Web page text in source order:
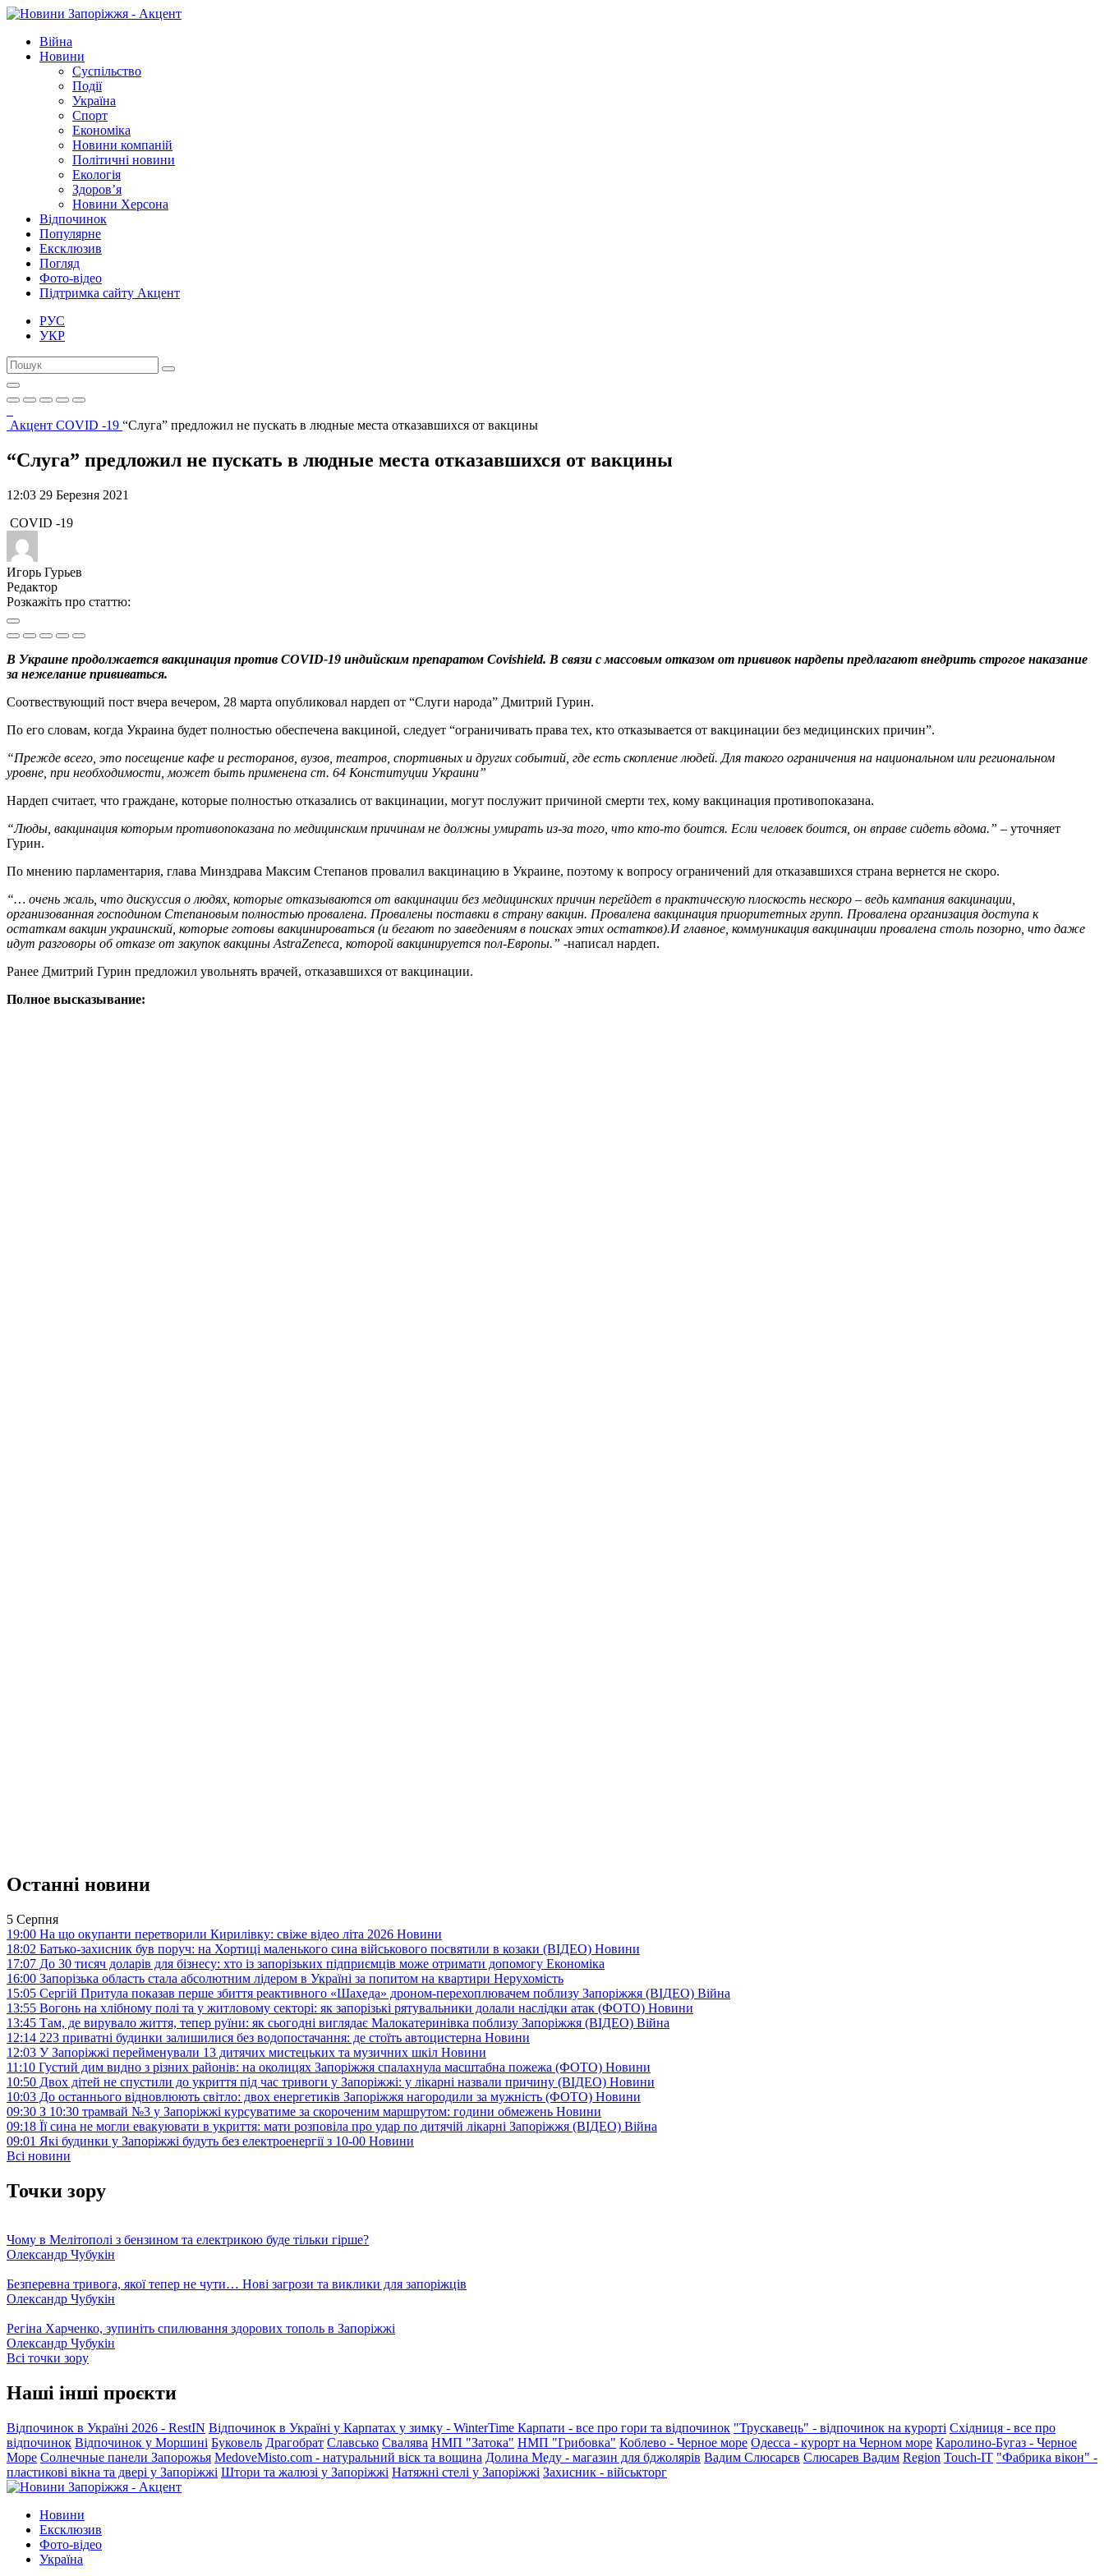
Війна
Новини
Суспільство
Події
Україна
Спорт
Економіка
Новини компаній
Політичні новини
Екологія
Здоров’я
Новини Херсона
Відпочинок
Популярне
Ексклюзив
Погляд
Фото-відео
Підтримка сайту Акцент
РУС
УКР
Акцент COVID -19 “Слуга” предложил не пускать в людные места отказавшихся от вакцины
“Слуга” предложил не пускать в людные места отказавшихся от вакцины
12:03 29 Березня 2021
COVID -19
Игорь Гурьев
Редактор
Розкажіть про статтю:
В Украине продолжается вакцинация против COVID-19 индийским препаратом Covishield. В связи с массовым отказом от прививок нардепы предлагают внедрить строгое наказание
за нежелание прививаться.
Соотвествующий пост вчера вечером, 28 марта опубликовал нардеп от “Слуги народа” Дмитрий Гурин.
По его словам, когда Украина будет полностью обеспечена вакциной, следует “ограничивать права тех, кто отказывается от вакцинации без медицинских причин”.
“Прежде всего, это посещение кафе и ресторанов, вузов, театров, спортивных и других событий, где есть скопление людей. Для такого ограничения на национальном или региональном
уровне, при необходимости, может быть применена ст. 64 Конституции Украини”
Нардеп считает, что граждане, которые полностью отказались от вакцинации, могут послужит причиной смерти тех, кому вакцинация противопоказана.
“Люды, вакцинация которым противопоказана по медицинским причинам не должны умирать из-за того, что кто-то боится. Если человек боится, он вправе сидеть вдома.” – уточняет
Гурин.
По мнению парламентария, глава Минздрава Максим Степанов провалил вакцинацию в Украине, поэтому к вопросу ограничений для отказавшихся страна вернется не скоро.
“… очень жаль, что дискуссия о людях, которые отказываются от вакцинации без медицинских причин перейдет в практическую плоскость нескоро – ведь кампания вакцинации,
организованная господином Степановым полностью провалена. Провалены поставки в страну вакцин. Провалена вакцинация приоритетных групп. Провалена организация доступа к
остаткам вакцин украинский, которые готовы вакцинироваться (и бегают по заведениям в поисках этих остатков).И главное, коммуникация вакцинации провалена столь позорно, что даже
идут разговоры об отказе от закупок вакцины AstraZeneca, которой вакцинируется пол-Европы.” -написал нардеп.
Ранее Дмитрий Гурин предложил увольнять врачей, отказавшихся от вакцинации.
Полное высказывание:
Останні новини
5 Серпня
19:00 На що окупанти перетворили Кирилівку: свіже відео літа 2026 Новини
18:02 Батько-захисник був поруч: на Хортиці маленького сина військового посвятили в козаки (ВІДЕО) Новини
17:07 До 30 тисяч доларів для бізнесу: хто із запорізьких підприємців може отримати допомогу Економіка
16:00 Запорізька область стала абсолютним лідером в Україні за попитом на квартири Нерухомість
15:05 Сергій Притула показав перше збиття реактивного «Шахеда» дроном-перехоплювачем поблизу Запоріжжя (ВІДЕО) Війна
13:55 Вогонь на хлібному полі та у житловому секторі: як запорізькі рятувальники долали наслідки атак (ФОТО) Новини
13:45 Там, де вирувало життя, тепер руїни: як сьогодні виглядає Малокатеринівка поблизу Запоріжжя (ВІДЕО) Війна
12:14 223 приватні будинки залишилися без водопостачання: де стоїть автоцистерна Новини
12:03 У Запоріжжі перейменували 13 дитячих мистецьких та музичних шкіл Новини
11:10 Густий дим видно з різних районів: на околицях Запоріжжя спалахнула масштабна пожежа (ФОТО) Новини
10:50 Двох дітей не спустили до укриття під час тривоги у Запоріжжі: у лікарні назвали причину (ВІДЕО) Новини
10:03 До останнього відновлюють світло: двох енергетиків Запоріжжя нагородили за мужність (ФОТО) Новини
09:30 З 10:30 трамвай №3 у Запоріжжі курсуватиме за скороченим маршрутом: години обмежень Новини
09:18 Її сина не могли евакуювати в укриття: мати розповіла про удар по дитячій лікарні Запоріжжя (ВІДЕО) Війна
09:01 Які будинки у Запоріжжі будуть без електроенергії з 10-00 Новини
Всі новини
Точки зору
Чому в Мелітополі з бензином та електрикою буде тільки гірше?
Олександр Чубукін
Безперевна тривога, якої тепер не чути… Нові загрози та виклики для запоріжців
Олександр Чубукін
Регіна Харченко, зупиніть спилювання здорових тополь в Запоріжжі
Олександр Чубукін
Всі точки зору
Наші інші проєкти
Відпочинок в Україні 2026 - RestIN Відпочинок в Україні у Карпатах у зимку - WinterTime Карпати - все про гори та відпочинок "Трускавець" - відпочинок на курорті Східниця - все про
відпочинок Відпочинок у Моршині Буковель Драгобрат Славсько Свалява НМП "Затока" НМП "Грибовка" Коблево - Черное море Одесса - курорт на Черном море Каролино-Бугаз - Черное
Море Солнечные панели Запорожья MedoveMisto.com - натуральний віск та вощина Долина Меду - магазин для бджолярів Вадим Слюсарєв Слюсарев Вадим Region Touch-IT "Фабрика вікон" -
пластикові вікна та двері у Запоріжжі Штори та жалюзі у Запоріжжі Натяжні стелі у Запоріжжі Захисник - військторг
Новини
Ексклюзив
Фото-відео
Україна